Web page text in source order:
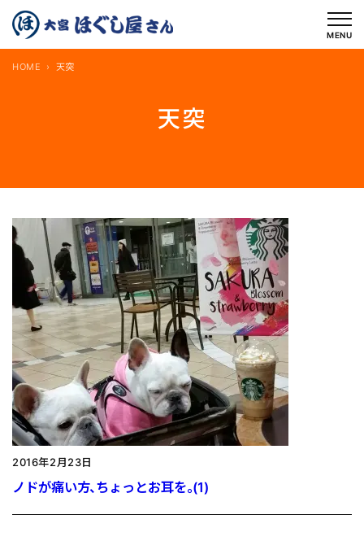
を
MENU
天突
HOME 天突
2016年2月23日
ノドが痛い方、ちょっとお耳を。(1)